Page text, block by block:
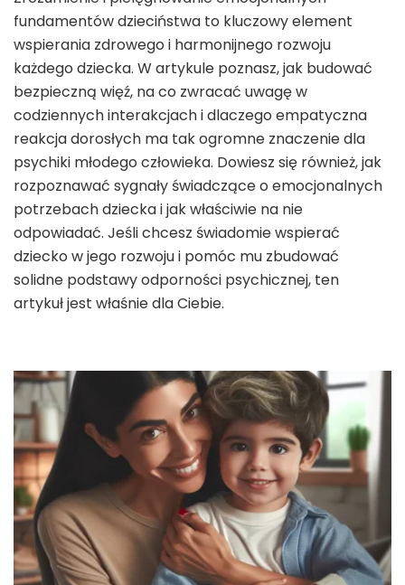
fundamentów dzieciństwa to kluczowy element
wspierania zdrowego i harmonijnego rozwoju
każdego dziecka. W artykule poznasz, jak budować
bezpieczną więź, na co zwracać uwagę w
codziennych interakcjach i dlaczego empatyczna
reakcja dorosłych ma tak ogromne znaczenie dla
psychiki młodego człowieka. Dowiesz się również, jak
rozpoznawać sygnały świadczące o emocjonalnych
potrzebach dziecka i jak właściwie na nie
odpowiadać. Jeśli chcesz świadomie wspierać
dziecko w jego rozwoju i pomóc mu zbudować
solidne podstawy odporności psychicznej, ten
artykuł jest właśnie dla Ciebie.